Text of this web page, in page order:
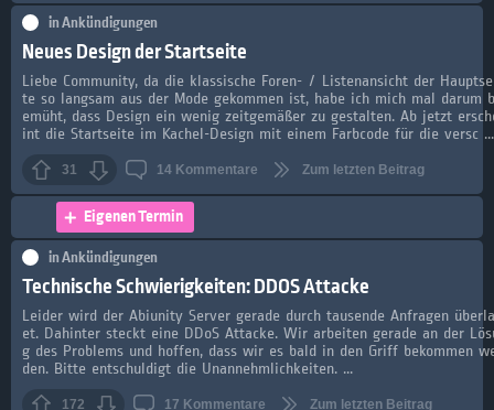
inAnkündigungen
Neues Design der Startseite
Liebe Community, da die klassische Foren- / Listenansicht der
te so langsam aus der Mode gekommen ist, habe ich mich mal darum b
emüht, dass Design ein wenig zeitgemäßer zu gestalten. Ab jetzt
int die Startseite im Kachel-Design mit einem Farbcode für die versc ...
31 14 Kommentare Zum letzten Beitrag
Eigenen Termin
inAnkündigungen
Technische Schwierigkeiten: DDOS Attacke
Leider wird der Abiunity Server gerade durch tausende Anfragen
et. Dahinter steckt eine DDoS Attacke. Wir arbeiten gerade an der
g des Problems und hoffen, dass wir es bald in den Griff bekommen
den. Bitte entschuldigt die Unannehmlichkeiten. ...
172 17 Kommentare Zum letzten Beitrag